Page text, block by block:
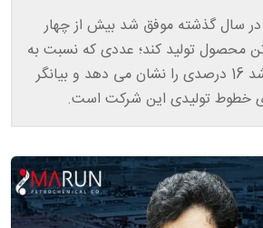
سال گذشته موفق شد بیش از چهار
و 564 هزار تن محصول تولید کند؛ عددی که نسبت به
سال پیش از آن، رشد 16 درصدی را نشان می دهد و بیانگر
خطوط تولیدی این شرکت است.